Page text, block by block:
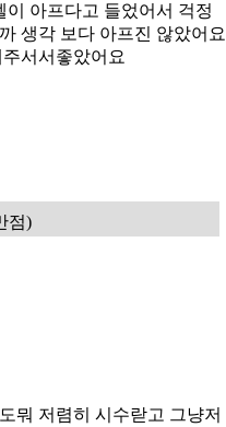
아프다고 들었어서 걱정
생각 보다 아프진 않았어요
서서좋았어요
점)
뭐 저렴히 시수랃고 그냥저